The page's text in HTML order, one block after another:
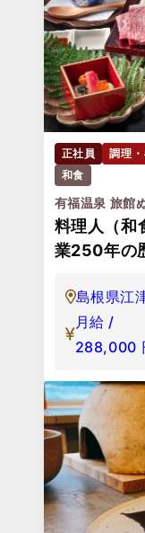
正社員 調理
和食
有福温泉 旅館
料理人（和
業250年の
島根県江
月給 /
288,000